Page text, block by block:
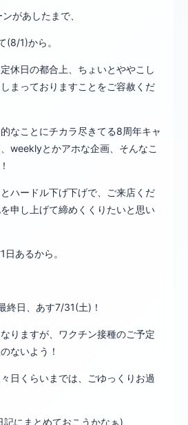
があしたまで、
(8/1)から。
休日の都合上、ちょいとややこし
まっておりますことをご容赦くだ
なことにチカラ尽きてる8周年キャ
weeklyとかアホな企画、そんなこ
ハードル下げ下げで、ご来店くだ
申し上げて締めくくりたいと思い
あるから。
終日、あす7/31(土)！
りますが、ワクチン接種のご予定
ないよう！
日くらいまでは、ごゆっくりお過
記にまとめておこうかなぁ)